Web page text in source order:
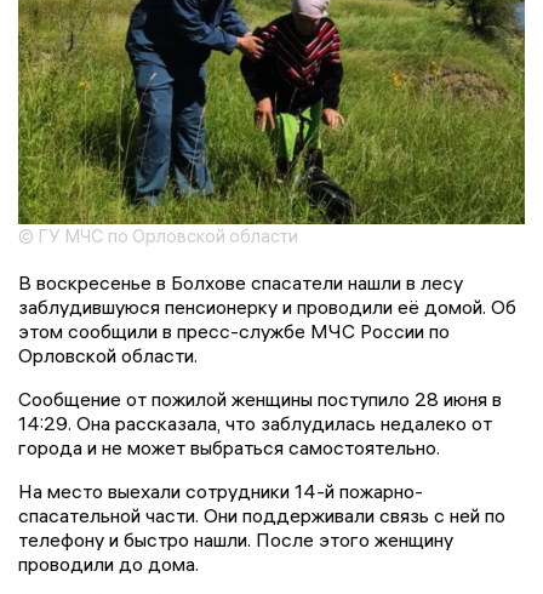
© ГУ МЧС по Орловской области
В воскресенье в Болхове спасатели нашли в лесу
заблудившуюся пенсионерку и проводили её домой. Об
этом сообщили в пресс-службе МЧС России по
Орловской области.
Сообщение от пожилой женщины поступило 28 июня в
14:29. Она рассказала, что заблудилась недалеко от
города и не может выбраться самостоятельно.
На место выехали сотрудники 14-й пожарно-
спасательной части. Они поддерживали связь с ней по
телефону и быстро нашли. После этого женщину
проводили до дома.